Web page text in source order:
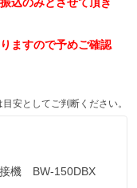
ますので予めご確認
安としてご判断ください。
機 BW-150DBX